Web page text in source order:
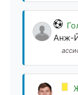
Анж-